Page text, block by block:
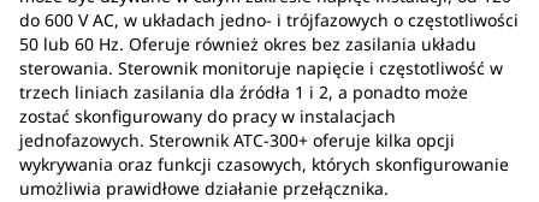
do 600 V AC, w układach jedno- i trójfazowych o częstotliwości
50 lub 60 Hz. Oferuje również okres bez zasilania układu
sterowania. Sterownik monitoruje napięcie i częstotliwość w
trzech liniach zasilania dla źródła 1 i 2, a ponadto może
zostać skonfigurowany do pracy w instalacjach
jednofazowych. Sterownik ATC-300+ oferuje kilka opcji
wykrywania oraz funkcji czasowych, których skonfigurowanie
umożliwia prawidłowe działanie przełącznika.